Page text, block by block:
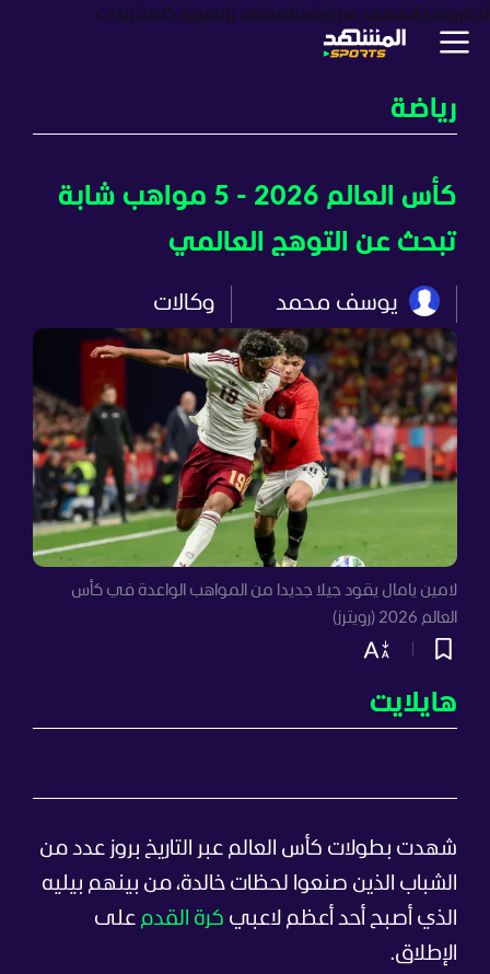
أخبار برامجالمشهد سبورتسالمشهد بزنسبودكاستترندات
رياضة
كأس العالم 2026 - 5 مواهب شابة
تبحث عن التوهج العالمي
يوسف محمد وكالات
لامين يامال يقود جيلا جديدا من المواهب الواعدة في كأس
العالم 2026 (رويترز)
هايلايت
شهدت بطولات كأس العالم عبر التاريخ بروز عدد من
الشباب الذين صنعوا لحظات خالدة، من بينهم بيليه
الذي أصبح أحد أعظم لاعبي كرة القدم على
الإطلاق.